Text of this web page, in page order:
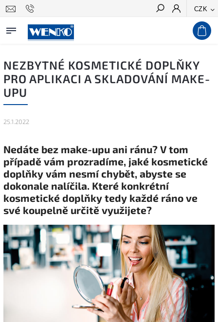
CZK
Hledat
NEZBYTNÉ KOSMETICKÉ DOPLŇKY
PRO APLIKACI A SKLADOVÁNÍ MAKE-
UPU
25.1.2022
Nedáte bez make-upu ani ránu? V tom
případě vám prozradíme, jaké kosmetické
doplňky vám nesmí chybět, abyste se
dokonale nalíčila. Které konkrétní
kosmetické doplňky tedy každé ráno ve
své koupelně určitě využijete?